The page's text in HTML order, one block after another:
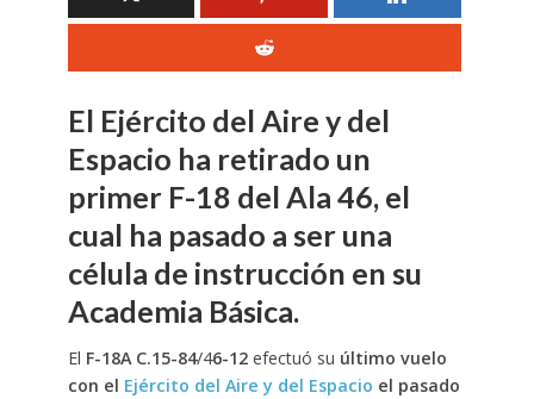
El Ejército del Aire y del
Espacio ha retirado un
primer F-18 del Ala 46, el
cual ha pasado a ser una
célula de instrucción en su
Academia Básica.
El F-18A C.15-84/46-12efectuó su último vuelo
con el Ejército del Aire y del Espacio el pasado